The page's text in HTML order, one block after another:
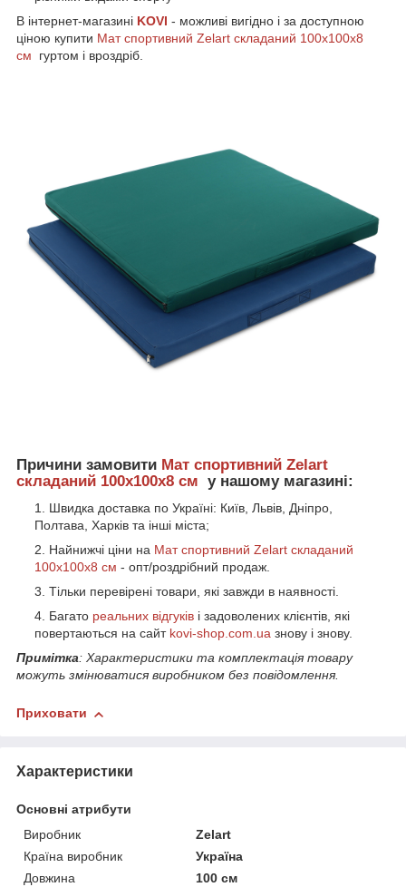
В інтернет-магазині KOVI - можливі вигідно і за доступною
ціною купити Мат спортивний Zelart складаний 100x100x8
см
гуртом і вроздріб.
Причини замовити Мат спортивний Zelart
складаний 100x100x8 см у нашому магазині:
Швидка доставка по Україні: Київ, Львів, Дніпро,
Полтава, Харків та інші міста;
Найнижчі ціни на Мат спортивний Zelart складаний
100x100x8 см - опт/роздрібний продаж.
Тільки перевірені товари, які завжди в наявності.
Багато реальних відгуків і задоволених клієнтів, які
повертаються на сайт kovi-shop.com.ua знову і знову.
Примітка: Характеристики та комплектація товару
можуть змінюватися виробником без повідомлення.
Приховати
Характеристики
Основні атрибути
Виробник
Zelart
Країна виробник
Україна
Довжина
100 см